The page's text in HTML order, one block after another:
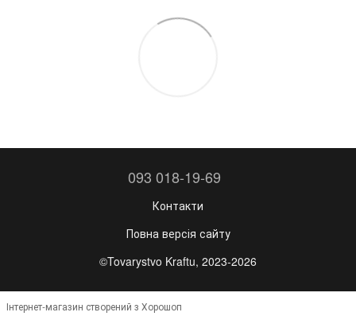
093 018-19-69
Контакти
Повна версія сайту
©Tovarystvo Kraftu, 2023-2026
Інтернет-магазин створений з Хорошоп